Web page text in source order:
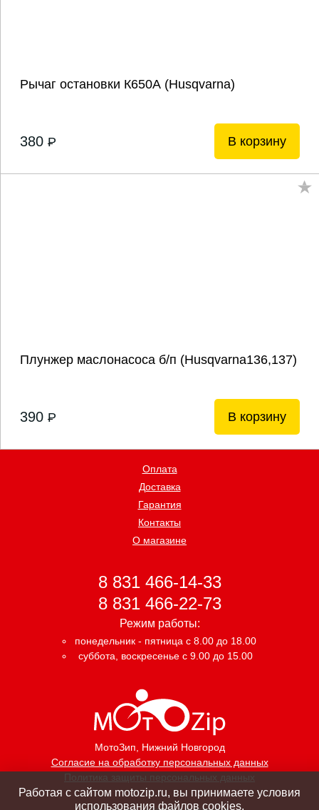
Рычаг остановки К650А (Husqvarna)
380 P В корзину
Плунжер маслонасоса б/п (Husqvarna136,137)
390 P В корзину
МотоЗип , Нижний Новгород
Согласие на обработку персональных данных
Политика защиты персональных данных
Оплата
Доставка
Гарантия
Контакты
О магазине
8 831 466-14-33
8 831 466-22-73
Режим работы:
понедельник - пятница с 8.00 до 18.00
суббота, воскресенье с 9.00 до 15.00
Работая с сайтом motozip.ru, вы принимаете условия
использования файлов cookies.